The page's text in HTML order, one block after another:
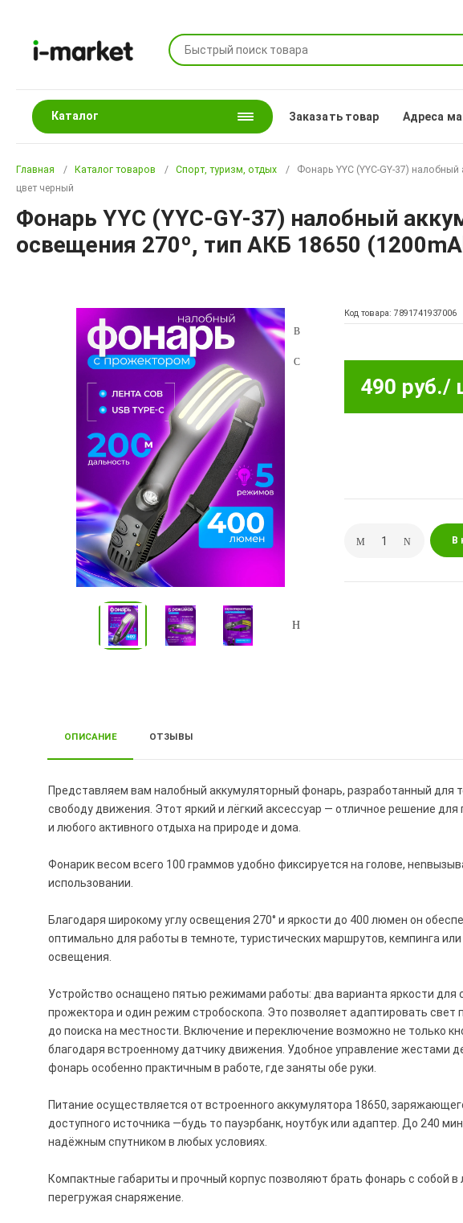
Каталог Заказать товар Адреса
Главная Каталог товаров Спорт, туризм, отдых
Фонарь YYC (YYC-GY-37)
цвет черный
Фонарь YYC (YYC-GY-37) налобный
освещения 270º, тип АКБ 18650
Код товара: 7891741937006
490 руб./
В
ОПИСАНИЕ ОТЗЫВЫ
Представляем вам налобный аккумуляторный фонарь, разработанный для
свободу движения. Этот яркий и лёгкий аксессуар — отличное решение
и любого активного отдыха на природе и дома.
Фонарик весом всего 100 граммов удобно фиксируется на голове,
использовании.
Благодаря широкому углу освещения 270° и яркости до 400 люмен он
оптимально для работы в темноте, туристических маршрутов, кемпинга
освещения.
Устройство оснащено пятью режимами работы: два варианта яркости для
прожектора и один режим стробоскопа. Это позволяет адаптировать
до поиска на местности. Включение и переключение возможно не только
благодаря встроенному датчику движения. Удобное управление жестами
фонарь особенно практичным в работе, где заняты обе руки.
Питание осуществляется от встроенного аккумулятора 18650,
доступного источника —будь то пауэрбанк, ноутбук или адаптер. До 240
надёжным спутником в любых условиях.
Компактные габариты и прочный корпус позволяют брать фонарь с собой
перегружая снаряжение.